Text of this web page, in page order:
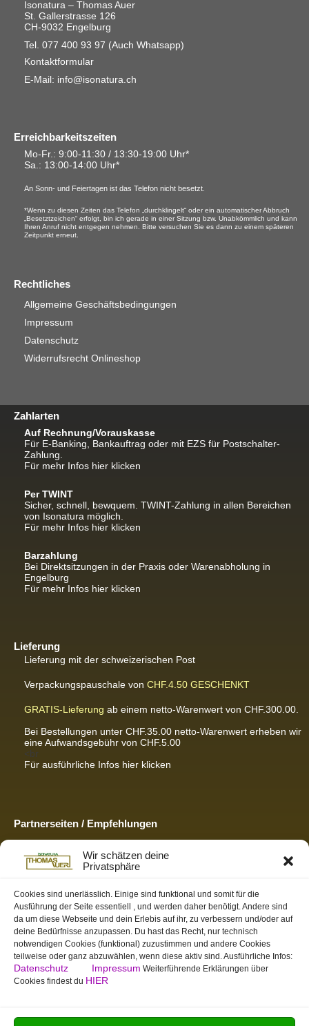
Wir schätzen deine
Privatsphäre
Cookies sind unerlässlich. Einige sind funktional und somit für die
Ausführung der Seite essentiell , und werden daher benötigt. Andere sind
da um diese Webseite und dein Erlebis auf ihr, zu verbessern und/oder auf
deine Bedürfnisse anzupassen. Du hast das Recht, nur technisch
notwendigen Cookies (funktional) zuzustimmen und andere Cookies
teilweise oder ganz abzuwählen, wenn diese aktiv sind. Ausführliche Infos:
Datenschutz Impressum Weiterführende Erklärungen über
Cookies findest du HIER
Isonatura – Thomas Auer
St. Gallerstrasse 126
CH-9032 Engelburg
Tel. 077 400 93 97 (Auch Whatsapp)
Kontaktformular
E-Mail: info@isonatura.ch
Erreichbarkeitszeiten
Mo-Fr.: 9:00-11:30 / 13:30-19:00 Uhr*
Sa. : 13:00-14:00 Uhr*
An Sonn- und Feiertagen ist das Telefon nicht besetzt.
*Wenn zu diesen Zeiten das Telefon „durchklingelt“ oder ein automatischer Abbruch
„Besetztzeichen“ erfolgt, bin ich gerade in einer Sitzung bzw. Unabkömmlich und kann
Ihren Anruf nicht entgegen nehmen. Bitte versuchen Sie es dann zu einem späteren
Zeitpunkt erneut.
Rechtliches
Allgemeine Geschäftsbedingungen
Impressum
Datenschutz
Widerrufsrecht Onlineshop
Zahlarten
Auf Rechnung/Vorauskasse
Für E-Banking, Bankauftrag oder mit EZS für Postschalter-
Zahlung.
Für mehr Infos hier klicken
Per TWINT
Sicher, schnell, bewquem. TWINT-Zahlung in allen Bereichen
von Isonatura möglich.
Für mehr Infos hier klicken
Barzahlung
Bei Direktsitzungen in der Praxis oder Warenabholung in
Engelburg
Für mehr Infos hier klicken
Lieferung
Lieferung mit der schweizerischen Post
Verpackungspauschale von CHF.4.50 GESCHENKT
GRATIS-Lieferung ab einem netto-Warenwert von CHF.300.00.
Bei Bestellungen unter CHF.35.00 netto-Warenwert erheben wir
eine Aufwandsgebühr von CHF.5.00
<br
Für ausführliche Infos hier klicken
Partnerseiten / Empfehlungen
Massagen und Kosmetik. Gönnen Sie sich was Gutes.
Ihr Partner für zukunftsorientierte Informatik
Swiss-skymodel
opens your eyes
St. Gallen Info
Dein Tor zur Ostschweiz
tmas.ch